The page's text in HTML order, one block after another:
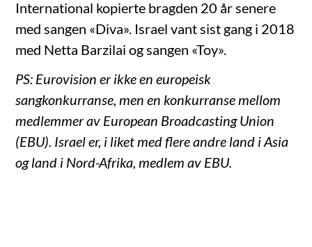
International kopierte bragden 20 år senere
med sangen «Diva». Israel vant sist gang i 2018
med Netta Barzilai og sangen «Toy».
PS: Eurovision er ikke en europeisk
sangkonkurranse, men en konkurranse mellom
medlemmer av European Broadcasting Union
(EBU). Israel er, i liket med flere andre land i Asia
og land i Nord-Afrika, medlem av EBU.